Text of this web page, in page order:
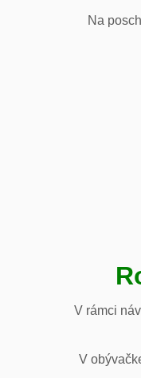
Na
V rámci
V